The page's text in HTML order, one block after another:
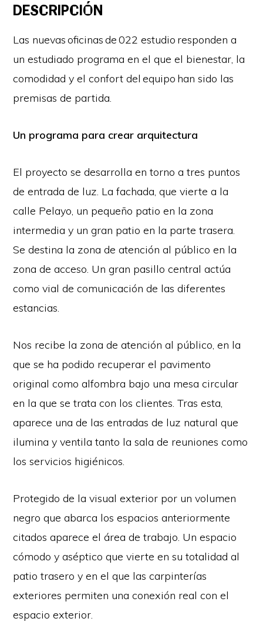
DESCRIPCIÓN
Las nuevas oficinas de 022 estudio responden a
un estudiado programa en el que el bienestar, la
comodidad y el confort del equipo han sido las
premisas de partida.
Un programa para crear arquitectura
El proyecto se desarrolla en torno a tres puntos
de entrada de luz. La fachada, que vierte a la
calle Pelayo, un pequeño patio en la zona
intermedia y un gran patio en la parte trasera.
Se destina la zona de atención al público en la
zona de acceso. Un gran pasillo central actúa
como vial de comunicación de las diferentes
estancias.
Nos recibe la zona de atención al público, en la
que se ha podido recuperar el pavimento
original como alfombra bajo una mesa circular
en la que se trata con los clientes. Tras esta,
aparece una de las entradas de luz natural que
ilumina y ventila tanto la sala de reuniones como
los servicios higiénicos.
Protegido de la visual exterior por un volumen
negro que abarca los espacios anteriormente
citados aparece el área de trabajo. Un espacio
cómodo y aséptico que vierte en su totalidad al
patio trasero y en el que las carpinterías
exteriores permiten una conexión real con el
espacio exterior.